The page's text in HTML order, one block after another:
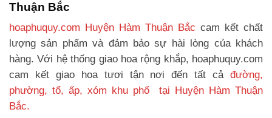
Thuận Bắc
hoaphuquy.com Huyện Hàm Thuận Bắc cam kết chất
lượng sản phẩm và đảm bảo sự hài lòng của khách
hàng. Với hệ thống giao hoa rộng khắp, hoaphuquy.com
cam kết giao hoa tươi tận nơi đến tất cả đường,
phường, tổ, ấp, xóm khu phố tại Huyện Hàm Thuận
Bắc.